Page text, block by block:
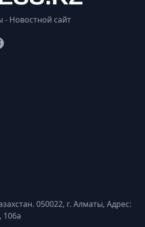
- Новостной сайт
050022, г. Алматы, Адрес:
106а